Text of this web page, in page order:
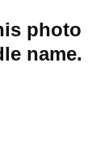
photo
name.